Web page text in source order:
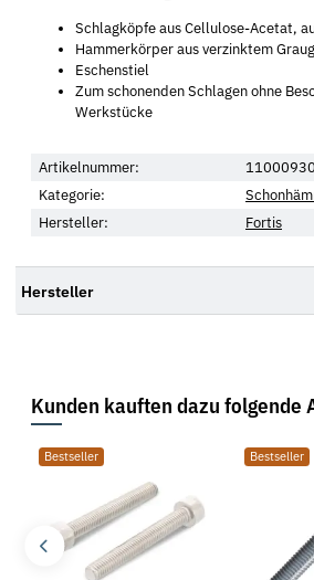
Schlagköpfe aus Cellulose-Acetat,
Hammerkörper aus verzinktem
Eschenstiel
Zum schonenden Schlagen ohne
Werkstücke
Artikelnummer:
Kategorie:
Hersteller:
Fortis
Hersteller
Kunden kauften dazu folgende
Bestseller Bestseller